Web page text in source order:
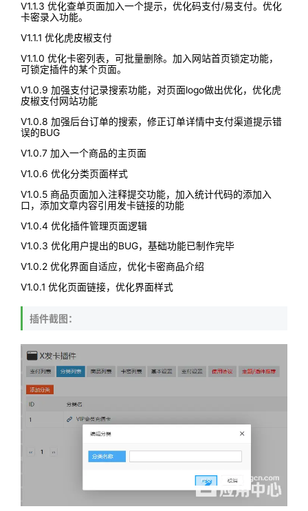
V1.1.3 优化查单页面加入一个提示，优化码支付/易支付。优化
卡密录入功能。
V1.1.1 优化虎皮椒支付
V1.1.0 优化卡密列表，可批量删除。加入网站首页锁定功能，
可锁定插件的某个页面。
V1.0.9 加强支付记录搜索功能，对页面logo做出优化，优化虎
皮椒支付网站功能
V1.0.8 加强后台订单的搜索，修正订单详情中支付渠道提示错
误的BUG
V1.0.7 加入一个商品的主页面
V1.0.6 优化分类页面样式
V1.0.5 商品页面加入注释提交功能，加入统计代码的添加入
口，添加文章内容引用发卡链接的功能
V1.0.4 优化插件管理页面逻辑
V1.0.3 优化用户提出的BUG，基础功能已制作完毕
V1.0.2 优化界面自适应，优化卡密商品介绍
V1.0.1 优化页面链接，优化界面样式
插件截图：